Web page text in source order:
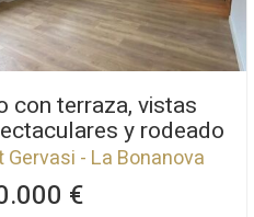
con terraza, vistas
y rodeado
en la zona
Gervasi - La Bonanova
€